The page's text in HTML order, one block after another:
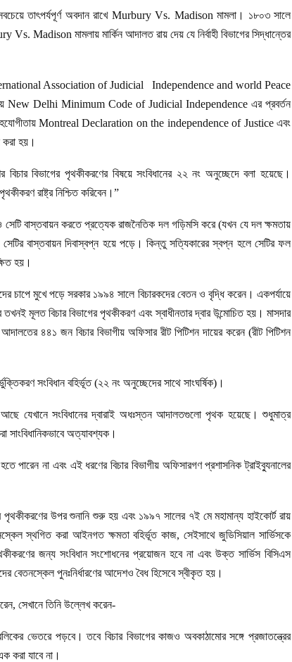
সবচেয়ে তাৎপর্যপূর্ণ অবদান রাখে Murbury Vs. Madison মামলা। ১৮০৩ সালে
Madison মামলায় মার্কিন আদালত রায় দেয় যে নির্বাহী বিভাগের সিদ্ধান্তের
International Association of Judicial Independence and world Peace
New Delhi Minimum Code of Judicial Independence এর প্রবর্তন
Montreal Declaration on the independence of Justice এবং
হয়।
বিচার বিভাগের পৃথকীকরণের বিষয়ে সংবিধানের ২২ নং অনুচ্ছেদে বলা হয়েছে।
রাষ্ট্র নিশ্চিত করিবেন।”
সেটি বাস্তবায়ন করতে প্রত্যেক রাজনৈতিক দল গড়িমসি করে (যখন যে দল ক্ষমতায়
বাস্তবায়ন দিবাস্বপ্ন হয়ে পড়ে। কিন্তু সত্যিকারের স্বপ্ন হলে সেটির ফল
হয়।
চাপে মুখে পড়ে সরকার ১৯৯৪ সালে বিচারকদের বেতন ও বৃদ্ধি করেন। একপর্যায়ে
মূলত বিচার বিভাগের পৃথকীকরণ এবং স্বাধীনতার দ্বার উন্মোচিত হয়। মাসদার
৪৪১ জন বিচার বিভাগীয় অফিসার রীট পিটিশন দায়ের করেন (রীট পিটিশন
সংবিধান বহির্ভূত (২২ নং অনুচ্ছেদের সাথে সাংঘর্ষিক)।
আছে যেখানে সংবিধানের দ্বারাই অধঃস্তন আদালতগুলো পৃথক হয়েছে। শুধুমাত্র
সাংবিধানিকভাবে অত্যাবশ্যক।
না এবং এই ধরণের বিচার বিভাগীয় অফিসারগণ প্রশাসনিক ট্রাইব্যুনালের
পৃথকীকরণের উপর শুনানি শুরু হয় এবং ১৯৯৭ সালের ৭ই মে মহামান্য হাইকোর্ট রায়
স্থগিত করা আইনগত ক্ষমতা বহির্ভূত কাজ, সেইসাথে জুডিসিয়াল সার্ভিসকে
জন্য সংবিধান সংশোধনের প্রয়োজন হবে না এবং উক্ত সার্ভিস বিসিএস
বেতনস্কেল পুনঃনির্ধারণের আদেশও বৈধ হিসেবে স্বীকৃত হয়।
সেখানে তিনি উল্লেখ করেন-
ভেতরে পড়বে। তবে বিচার বিভাগের কাজও অবকাঠামোর সঙ্গে প্রজাতন্ত্রের
করা যাবে না।